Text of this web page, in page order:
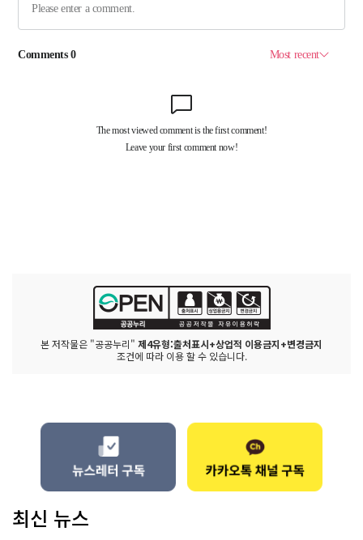
본 저작물은 "공공누리" 제4유형:출처표시+상업적 이용금지+변경금지
조건에 따라 이용 할 수 있습니다.
최신 뉴스